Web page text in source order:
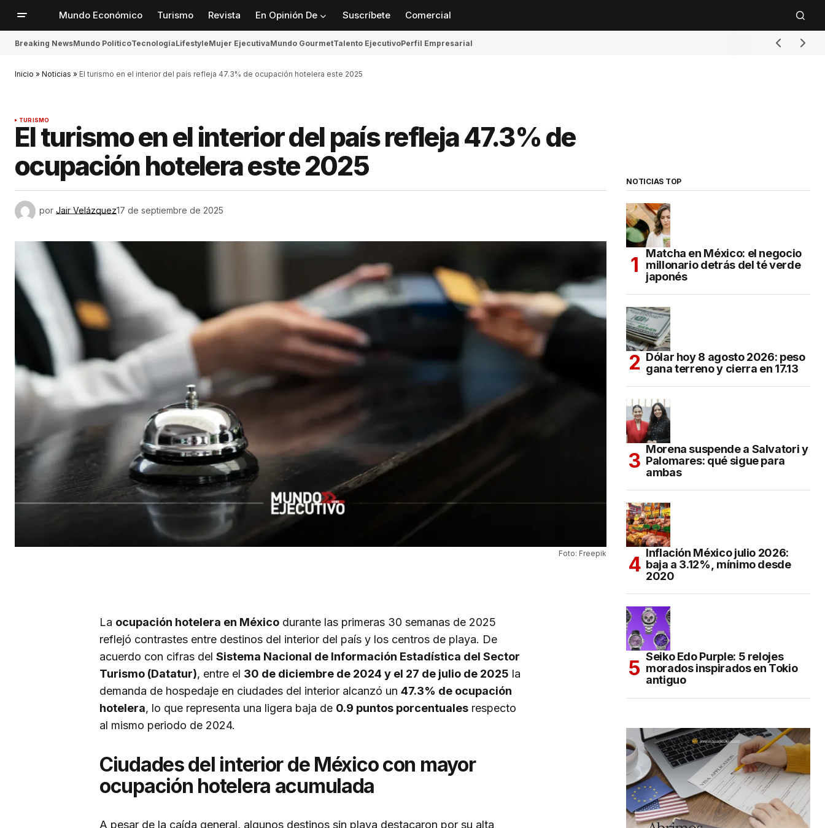
Mundo Económico Turismo Revista En Opinión De Suscríbete Comercial
Breaking NewsMundo PolíticoTecnologíaLifestyleMujer EjecutivaMundo GourmetTalento EjecutivoPerfil Empresarial
Inicio » Noticias » El turismo en el interior del país refleja 47.3% de ocupación hotelera este 2025
TURISMO
El turismo en el interior del país refleja 47.3% de
ocupación hotelera este 2025
por Jair Velázquez17 de septiembre de 2025
Foto: Freepik
La ocupación hotelera en México durante las primeras 30 semanas de 2025
reflejó contrastes entre destinos del interior del país y los centros de playa. De
acuerdo con cifras del Sistema Nacional de Información Estadística del Sector
Turismo (Datatur), entre el 30 de diciembre de 2024 y el 27 de julio de 2025 la
demanda de hospedaje en ciudades del interior alcanzó un 47.3% de ocupación
hotelera, lo que representa una ligera baja de 0.9 puntos porcentuales respecto
al mismo periodo de 2024.
Ciudades del interior de México con mayor
ocupación hotelera acumulada
A pesar de la caída general, algunos destinos sin playa destacaron por su alta
NOTICIAS TOP
Matcha en México: el negocio
millonario detrás del té verde
japonés
Dólar hoy 8 agosto 2026: peso
gana terreno y cierra en 17.13
Morena suspende a Salvatori y
Palomares: qué sigue para
ambas
Inflación México julio 2026:
baja a 3.12%, mínimo desde
2020
Seiko Edo Purple: 5 relojes
morados inspirados en Tokio
antiguo